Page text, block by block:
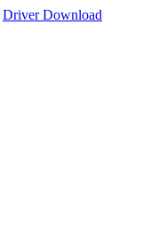
Driver Download